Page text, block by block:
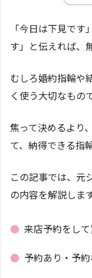
「今日は下見で
す」と伝えれば、
むしろ婚約指輪や
く使う大切なもの
焦って決めるより
て、納得できる指
この記事では、元
の内容を解説します
● 来店予約をし
● 予約あり・予